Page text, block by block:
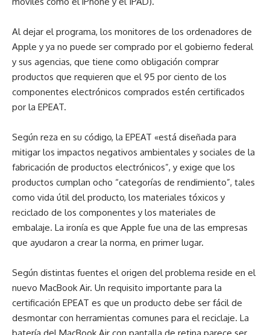
Al dejar el programa, los monitores de los ordenadores de
Apple y ya no puede ser comprado por el gobierno federal
y sus agencias, que tiene como obligación comprar
productos que requieren que el 95 por ciento de los
componentes electrónicos comprados estén certificados
por la EPEAT.
Según reza en su código, la EPEAT «está diseñada para
mitigar los impactos negativos ambientales y sociales de la
fabricación de productos electrónicos”, y exige que los
productos cumplan ocho “categorías de rendimiento”, tales
como vida útil del producto, los materiales tóxicos y
reciclado de los componentes y los materiales de
embalaje. La ironía es que Apple fue una de las empresas
que ayudaron a crear la norma, en primer lugar.
Según distintas fuentes el origen del problema reside en el
nuevo MacBook Air. Un requisito importante para la
certificación EPEAT es que un producto debe ser fácil de
desmontar con herramientas comunes para el reciclaje. La